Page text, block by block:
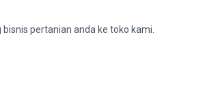
pertanian anda ke toko kami.